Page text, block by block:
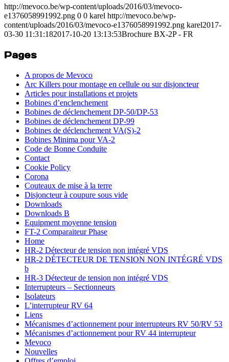
http://mevoco.be/wp-content/uploads/2016/03/mevoco-
e1376058991992.png 0 0 karel http://mevoco.be/wp-
content/uploads/2016/03/mevoco-e1376058991992.png karel2017-
03-30 11:31:182017-10-20 13:13:53Brochure BX-2P - FR
Pages
A propos de Mevoco
Arc Killers pour montage en cellule ou sur disjoncteur
Articles pour installations et projets
Bobines d’enclenchement
Bobines de déclenchement DP-50/DP-53
Bobines de déclenchement DP-99
Bobines de déclenchement VA(S)-2
Bobines Minima pour VA-2
Code de Bonne Conduite
Contact
Cookie Policy
Corona
Couteaux de mise à la terre
Disjoncteur à coupure sous vide
Downloads
Downloads B
Equipment moyenne tension
FT-2 Comparaiteur Phase
Home
HR-2 Détecteur de tension non intégré VDS
HR-2 DÉTECTEUR DE TENSION NON INTÉGRÉ VDS
b
HR-3 Détecteur de tension non intégré VDS
Interrupteurs – Sectionneurs
Isolateurs
L’interrupteur RV 64
Liens
Mécanismes d’actionnement pour interrupteurs RV 50/RV 53
Mécanismes d’actionnement pour RV 44 interrupteur
Mevoco
Nouvelles